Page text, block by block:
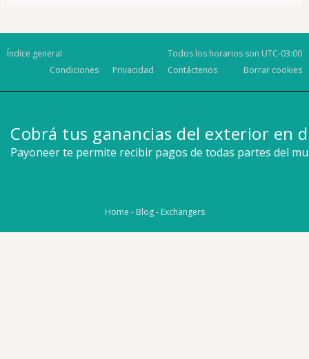
Índice general Todos los horarios son UTC-03:00
Borrar cookies
Contáctenos
Privacidad
Condiciones
Cobrá tus ganancias del exterior en
Payoneer te permite recibir pagos de todas partes del
Home - Blog- Exchangers